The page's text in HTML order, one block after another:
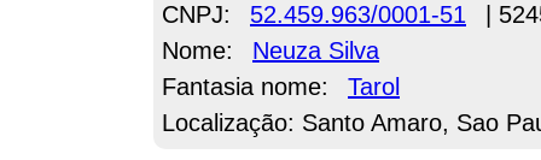
CNPJ: 52.459.963/0001-51
|
Nome:
Neuza Silva
Fantasia nome:
Tarol
Localização: Santo Amaro, Sao